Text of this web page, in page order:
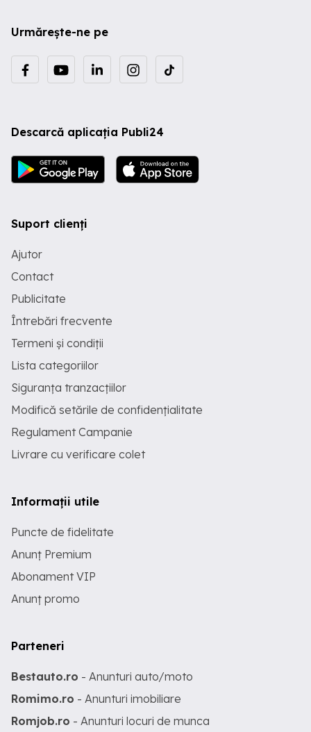
Urmărește-ne pe
Descarcă aplicația Publi24
Suport clienți
Ajutor
Contact
Publicitate
Întrebări frecvente
Termeni și condiții
Lista categoriilor
Siguranța tranzacțiilor
Modifică setările de confidențialitate
Regulament Campanie
Livrare cu verificare colet
Informații utile
Puncte de fidelitate
Anunț Premium
Abonament VIP
Anunț promo
Parteneri
Bestauto.ro - Anunturi auto/moto
Romimo.ro - Anunturi imobiliare
Romjob.ro - Anunturi locuri de munca